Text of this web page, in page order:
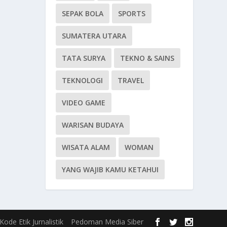
SEPAK BOLA SPORTS
SUMATERA UTARA
TATA SURYA TEKNO & SAINS
TEKNOLOGI TRAVEL
VIDEO GAME
WARISAN BUDAYA
WISATA ALAM WOMAN
YANG WAJIB KAMU KETAHUI
Kode Etik Jurnalistik Pedoman Media Siber